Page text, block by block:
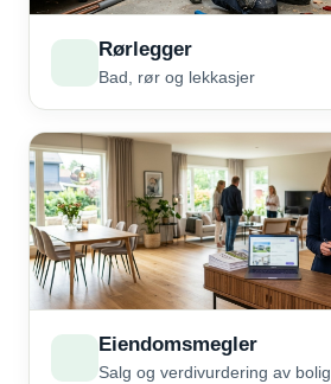
Rørlegger
Bad, rør og lekkasjer
Eiendomsmegler
Salg og verdivurdering av bolig